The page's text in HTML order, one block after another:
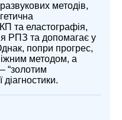
методів,
та еластографія,
РПЗ та допомагає у
попри прогрес,
методом, а
“золотим